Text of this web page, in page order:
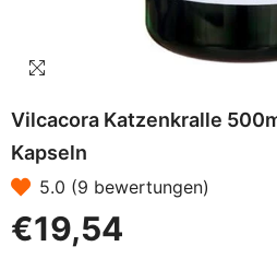
Vilcacora Katzenkralle
Kapseln
5.0 (9 bewertungen)
€19,54